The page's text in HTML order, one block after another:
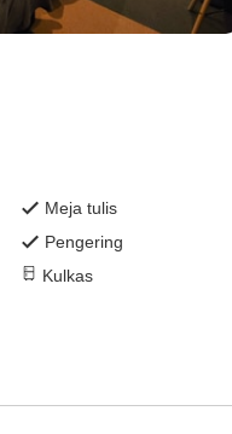
Meja tulis
Pengering
Kulkas